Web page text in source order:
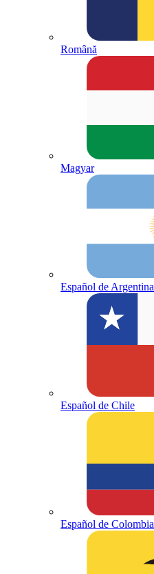
Română
Magyar
Español de Argentina
Español de Chile
Español de Colombia